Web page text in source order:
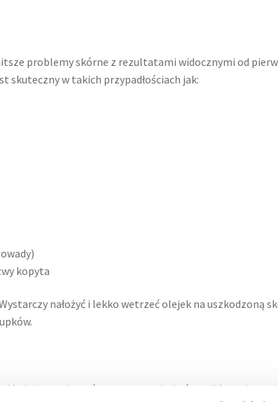
problemy skórne z rezultatami widocznymi od
skuteczny w takich przypadłościach jak:
kopyta
nałożyć i lekko wetrzeć olejek na uszkodzoną
wymieszać warstwę osadu, która odkłada się na